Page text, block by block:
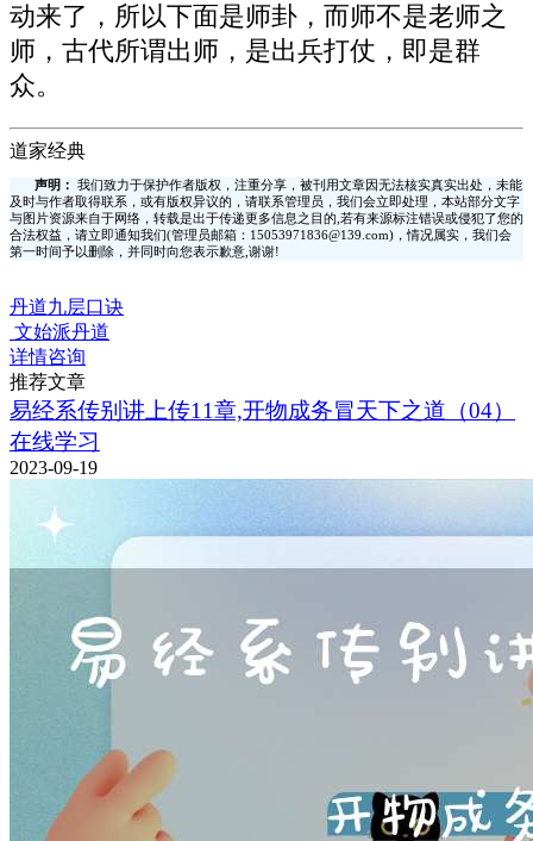
动来了，所以下面是师卦，而师不是老师之
师，古代所谓出师，是出兵打仗，即是群
众。
道家经典
声明：
我们致力于保护作者版权，注重分享，被刊用文章因无法核实真实出处，未能
及时与作者取得联系，或有版权异议的，请联系管理员，我们会立即处理，本站部分文字
与图片资源来自于网络，转载是出于传递更多信息之目的,若有来源标注错误或侵犯了您的
合法权益，请立即通知我们(管理员邮箱：15053971836@139.com)，情况属实，我们会
第一时间予以删除，并同时向您表示歉意,谢谢!
丹道九层口诀
文始派丹道
详情咨询
推荐文章
易经系传别讲上传11章,开物成务冒天下之道（04）
在线学习
2023-09-19